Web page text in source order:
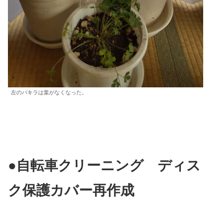
左のパキラは葉がなくなった。
●自転車クリーニング ディス
ク保護カバー再作成